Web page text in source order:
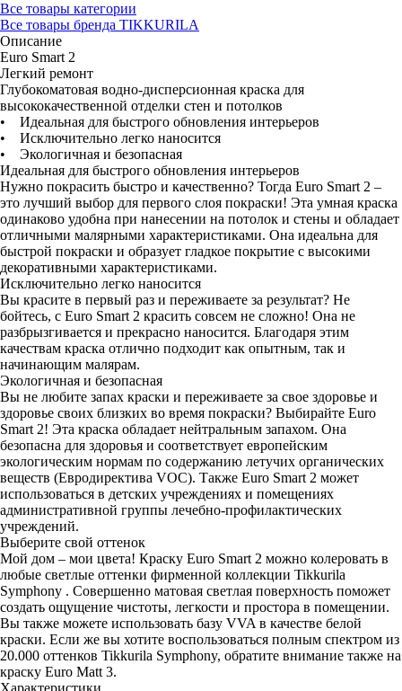
Все товары категории
Все товары бренда TIKKURILA
Описание
Euro Smart 2
Легкий ремонт
Глубокоматовая водно-дисперсионная краска для
высококачественной отделки стен и потолков
• Идеальная для быстрого обновления интерьеров
• Исключительно легко наносится
• Экологичная и безопасная
Идеальная для быстрого обновления интерьеров
Нужно покрасить быстро и качественно? Тогда Euro Smart 2 –
это лучший выбор для первого слоя покраски! Эта умная краска
одинаково удобна при нанесении на потолок и стены и обладает
отличными малярными характеристиками. Она идеальна для
быстрой покраски и образует гладкое покрытие с высокими
декоративными характеристиками.
Исключительно легко наносится
Вы красите в первый раз и переживаете за результат? Не
бойтесь, с Euro Smart 2 красить совсем не сложно! Она не
разбрызгивается и прекрасно наносится. Благодаря этим
качествам краска отлично подходит как опытным, так и
начинающим малярам.
Экологичная и безопасная
Вы не любите запах краски и переживаете за свое здоровье и
здоровье своих близких во время покраски? Выбирайте Euro
Smart 2! Эта краска обладает нейтральным запахом. Она
безопасна для здоровья и соответствует европейским
экологическим нормам по содержанию летучих органических
веществ (Евродиректива VOC). Также Euro Smart 2 может
использоваться в детских учреждениях и помещениях
административной группы лечебно-профилактических
учреждений.
Выберите свой оттенок
Мой дом – мои цвета! Краску Euro Smart 2 можно колеровать в
любые светлые оттенки фирменной коллекции Tikkurila
Symphony . Совершенно матовая светлая поверхность поможет
создать ощущение чистоты, легкости и простора в помещении.
Вы также можете использовать базу VVA в качестве белой
краски. Если же вы хотите воспользоваться полным спектром из
20.000 оттенков Tikkurila Symphony, обратите внимание также на
краску Euro Matt 3.